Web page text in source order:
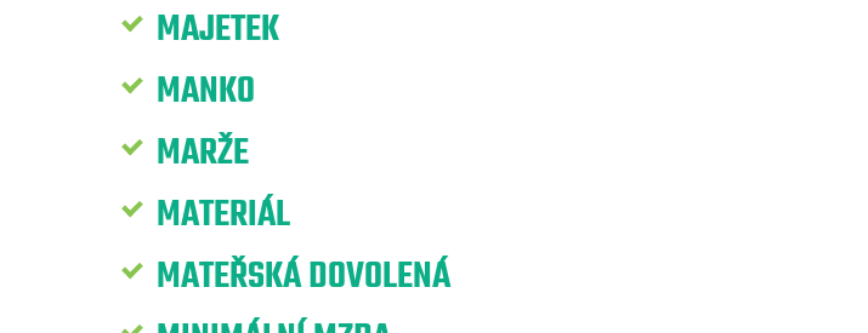
MAJETEK
MANKO
MARŽE
MATERIÁL
MATEŘSKÁ DOVOLENÁ